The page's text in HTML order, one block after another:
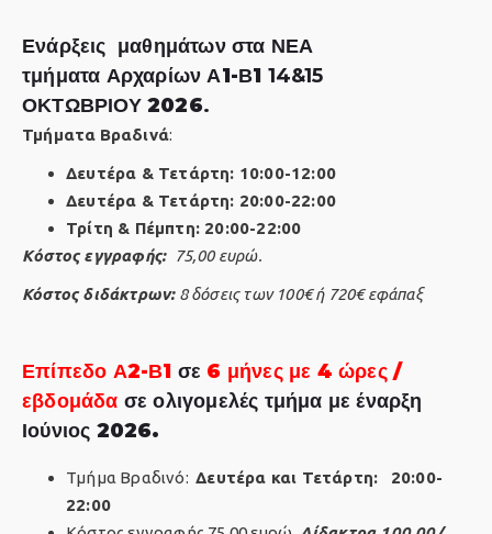
Ενάρξεις μαθημάτων στα ΝΕΑ
τμήματα Αρχαρίων Α1-Β1 14&15
ΟΚΤΩΒΡΙΟΥ2026.
Τμήματα Βραδινά:
Δευτέρα & Τετάρτη: 10:00-12:00
Δευτέρα & Τετάρτη: 20:00-22:00
Τρίτη & Πέμπτη: 20:00-22:00
Kόστος εγγραφής: 75,00 ευρώ.
Κόστος διδάκτρων:8 δόσεις των 100€ ή 720€ εφάπαξ
Επίπεδο Α2-Β1 σε 6 μήνες με 4 ώρες /
εβδομάδα σε ολιγομελές τμήμα με έναρξη
Ιούνιος 2026.
Τμήμα Βραδινό:Δευτέρα και Τετάρτη:
20:00-
22:00